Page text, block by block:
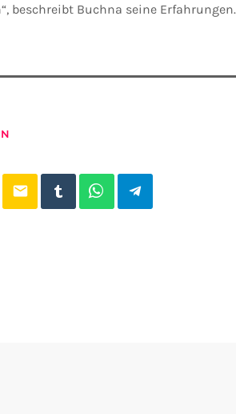
beschreibt Buchna seine Erfahrungen.
email